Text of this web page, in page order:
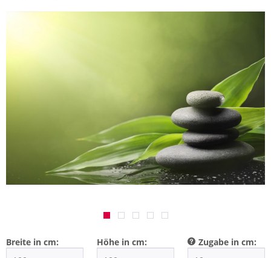
Breite in cm: Höhe in cm: Zugabe in cm: